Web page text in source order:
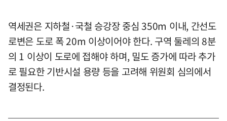
역세권은 지하철·국철 승강장 중심 350m 이내, 간선도
로변은 도로 폭 20m 이상이어야 한다. 구역 둘레의 8분
의 1 이상이 도로에 접해야 하며, 밀도 증가에 따라 추가
로 필요한 기반시설 용량 등을 고려해 위원회 심의에서
결정된다.